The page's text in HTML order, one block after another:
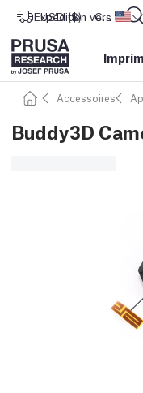
Expédition vers
USD ($) CORE One L: Maintenant en stock !
Accessoires
Buddy3D